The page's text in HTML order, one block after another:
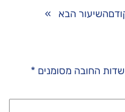
השיעור הבא »
שדות החובה מסומנים *